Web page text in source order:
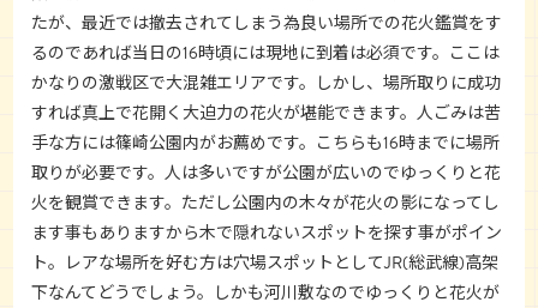
たが、最近では撤去されてしまう為良い場所での花火鑑賞をす
るのであれば当日の16時頃には現地に到着は必須です。ここは
かなりの激戦区で大混雑エリアです。しかし、場所取りに成功
すれば真上で花開く大迫力の花火が堪能できます。人ごみは苦
手な方には篠崎公園内がお薦めです。こちらも16時までに場所
取りが必要です。人は多いですが公園が広いのでゆっくりと花
火を観賞できます。ただし公園内の木々が花火の影になってし
ます事もありますから木で隠れないスポットを探す事がポイン
ト。レアな場所を好む方は穴場スポットとしてJR(総武線)高架
下なんてどうでしょう。しかも河川敷なのでゆっくりと花火が